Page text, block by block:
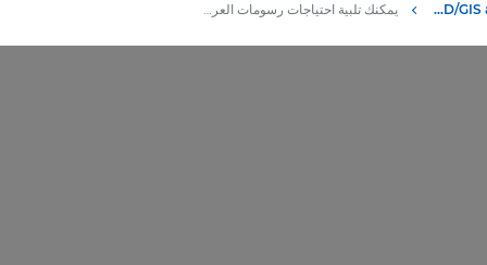
High-Quality Large Format Printers for CAD/GIS and Stunning Graphics يمكنك تلبية احتياجات رسومات العرض باستخدام طابعات تعمل بالأشعة فوق البنفسجية وذات التنسيقات الكبيرة من Canon